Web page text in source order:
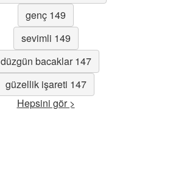
genç 149
sevimli 149
düzgün bacaklar 147
güzellik işareti 147
Hepsini gör >